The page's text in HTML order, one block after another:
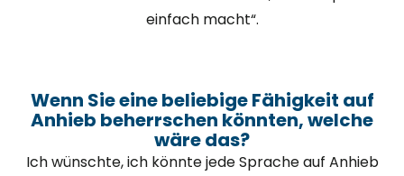
einfach macht“.
Wenn Sie eine beliebige Fähigkeit auf
Anhieb beherrschen könnten, welche
wäre das?
Ich wünschte, ich könnte jede Sprache auf Anhieb